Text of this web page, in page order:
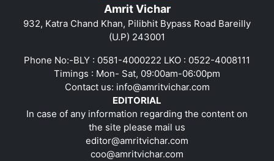
Amrit Vichar
932, Katra Chand Khan, Pilibhit Bypass Road Bareilly
(U.P) 243001
Phone No:-BLY : 0581-4000222 LKO : 0522-4008111
Timings : Mon- Sat, 09:00am-06:00pm
Contact us: info@amritvichar.com
EDITORIAL
In case of any information regarding the content on
the site please mail us
editor@amritvichar.com
coo@amritvichar.com